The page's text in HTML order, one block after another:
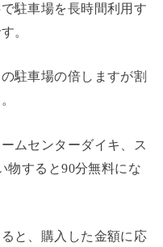
駐車場を長時間利用す
。
駐車場の倍しますが割
ムセンターダイキ、ス
物すると90分無料にな
と、購入した金額に応